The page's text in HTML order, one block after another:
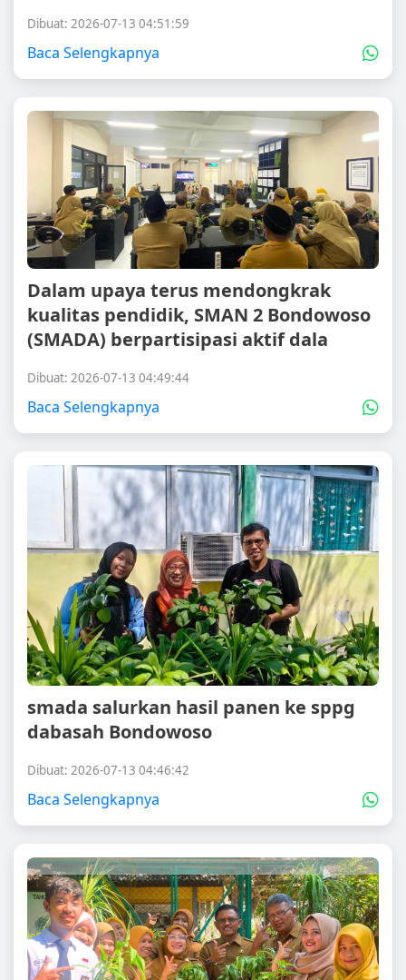
Dibuat: 2026-07-13 04:51:59
Baca Selengkapnya
Dalam upaya terus mendongkrak
kualitas pendidik, SMAN 2 Bondowoso
(SMADA) berpartisipasi aktif dala
Dibuat: 2026-07-13 04:49:44
Baca Selengkapnya
smada salurkan hasil panen ke sppg
dabasah Bondowoso
Dibuat: 2026-07-13 04:46:42
Baca Selengkapnya